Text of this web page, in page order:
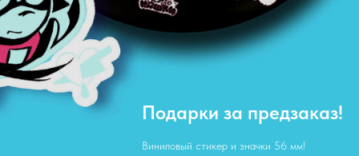
Подарки за предзаказ!
Виниловый стикер и значки 56 мм!